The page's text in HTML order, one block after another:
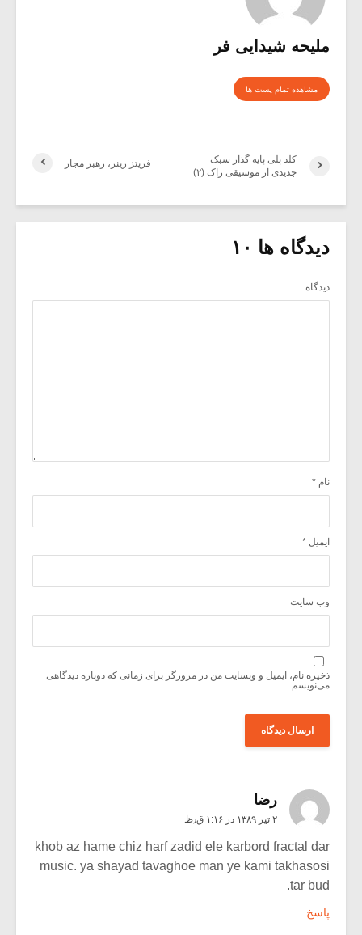
ملیحه شیدایی فر
مشاهده تمام پست ها
فریتز رینر، رهبر مجار
کلد پلی پایه گذار سبک
جدیدی از موسیقی راک (۲)
دیدگاه ها ۱۰
دیدگاه
نام *
ایمیل *
وب‌ سایت
ذخیره نام، ایمیل و وبسایت من در مرورگر برای زمانی که دوباره دیدگاهی
می‌نویسم.
رضا
۲ تیر ۱۳۸۹ در ۱:۱۶ ق٫ظ
khob az hame chiz harf zadid ele karbord fractal dar
music. ya shayad tavaghoe man ye kami takhasosi
tar bud.
پاسخ